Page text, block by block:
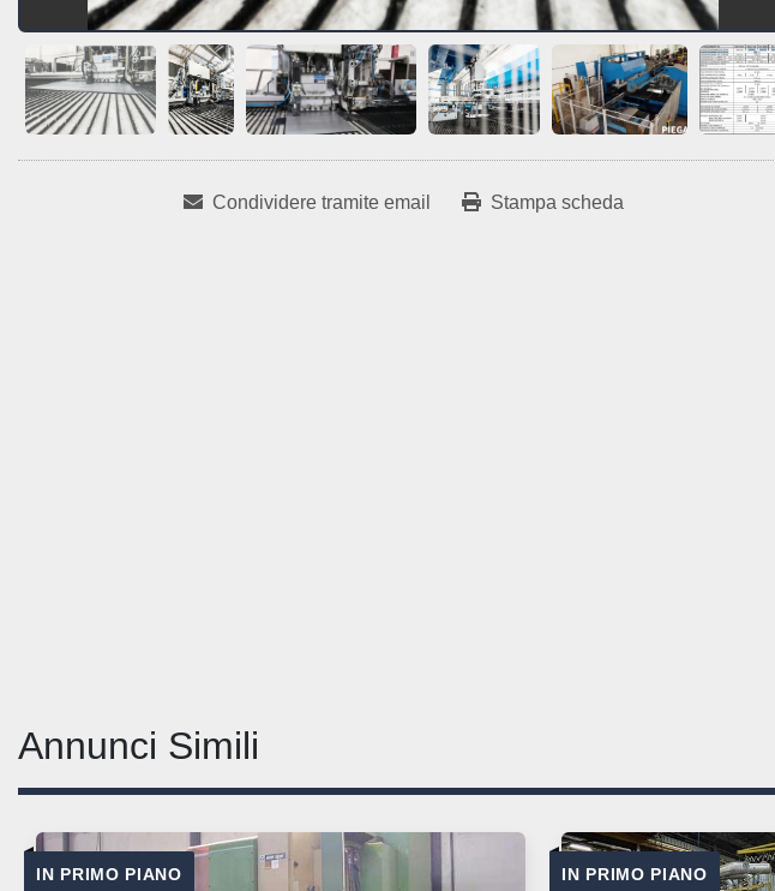
Condividere tramite email Stampa scheda
Annunci Simili
IN PRIMO PIANO IN PRIMO PIANO